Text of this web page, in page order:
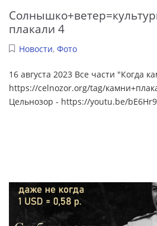
плакали 4
Новости, Фото
16 августа 2023 Все части "Когда
https://celnozor.org/tag/
Цельнозор - https://youtu.be/